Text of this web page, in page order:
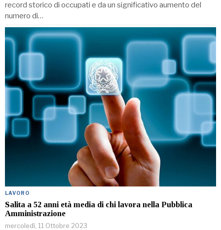
record storico di occupati e da un significativo aumento del
numero di…
LAVORO
Salita a 52 anni età media di chi lavora nella Pubblica
Amministrazione
mercoledì, 11 Ottobre 2023